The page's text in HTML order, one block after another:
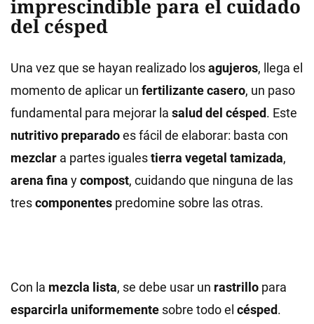
imprescindible para el cuidado
del césped
Una vez que se hayan realizado losagujeros, llega el
momento de aplicar un fertilizante casero, un paso
fundamental para mejorar la salud del césped. Este
nutritivo preparadoes fácil de elaborar: basta con
mezclar a partes igualestierra vegetal tamizada,
arena fina ycompost, cuidando que ninguna de las
trescomponentes predomine sobre las otras.
Con la mezcla lista, se debe usar un rastrillo para
esparcirla uniformemente sobre todo el césped.